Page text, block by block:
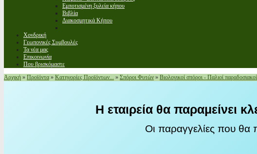
Εμποτισμένη ξυλεία κήπου
Βιβλία
Διακοσμητικά Κήπου
Χονδρική
Γεωπονικές Συμβουλές
Τα νέα μας
Επικοινωνία
Που βρισκόμαστε
Αρχική » Προϊόντα » Κατηγορίες Προϊόντων... » Σπόροι Φυτών » Βιολογικοί σπόροι - Παλιοί
Η εταιρεία θα παραμείνει
Οι παραγγελίες που θα